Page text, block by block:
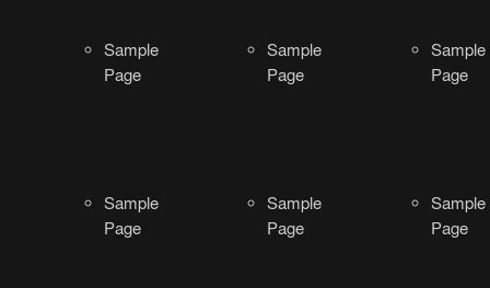
Sample
Page
Sample
Page
Sample
Page
Sample
Page
Sample
Page
Sample
Page